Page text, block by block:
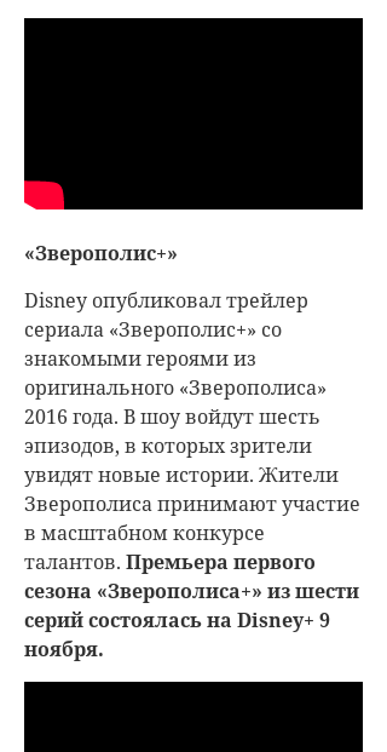
«Зверополис+»
Disney опубликовал трейлер
сериала «Зверополис+» со
знакомыми героями из
оригинального «Зверополиса»
2016 года. В шоу войдут шесть
эпизодов, в которых зрители
увидят новые истории. Жители
Зверополиса принимают участие
в масштабном конкурсе
талантов. Премьера первого
сезона «Зверополиса+» из шести
серий состоялась на Disney+ 9
ноября.